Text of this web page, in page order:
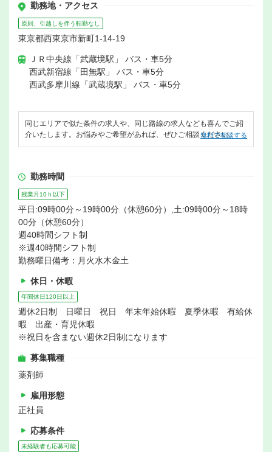
勤務地・アクセス
原則、引越しを伴う転勤なし
東京都西東京市新町1-14-19
ＪＲ中央線「武蔵境駅」 バス・車5分
西武新宿線「田無駅」 バス・車5分
西武多摩川線「武蔵境駅」 バス・車5分
同じエリアで似た条件の求人や、同じ路線の求人なども喜んでご紹
介いたします。お悩みやご希望があれば、ぜひご相談ください。
無料で相談する
勤務時間
残業月10ｈ以下
平日:09時00分～19時00分（休憩60分）,土:09時00分～18時
00分（休憩60分）
週40時間シフト制
※週40時間シフト制
勤務曜日備考：月火水木金土
休日・休暇
年間休日120日以上
週休2日制 日曜日 祝日 年末年始休暇 夏季休暇 有給休
暇 出産・育児休暇
※祝日を含まない週休2日制になります
募集職種
薬剤師
雇用形態
正社員
応募条件
未経験者も応募可能